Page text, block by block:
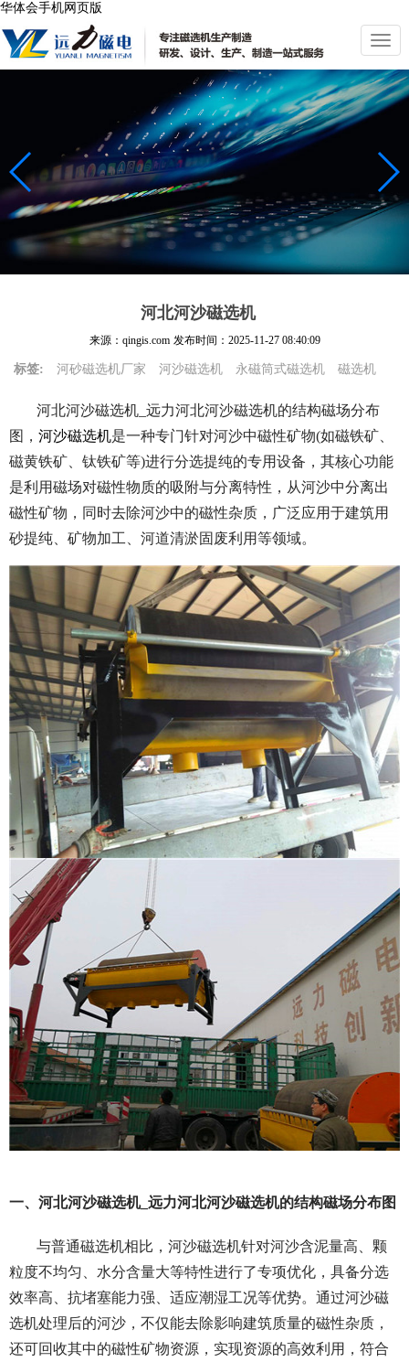
华体会手机网页版
切
换
导
航
河北河沙磁选机
来源：qingis.com 发布时间： 2025-11-27 08:40:09
标签: 河砂磁选机厂家 河沙磁选机 永磁筒式磁选机 磁选机
河北河沙磁选机_远力河北河沙磁选机的结构磁场分布
图， 河沙磁选机是一种专门针对河沙中磁性矿物(如磁铁矿、
磁黄铁矿、钛铁矿等)进行分选提纯的专用设备，其核心功能
是利用磁场对磁性物质的吸附与分离特性，从河沙中分离出
磁性矿物，同时去除河沙中的磁性杂质，广泛应用于建筑用
砂提纯、矿物加工、河道清淤固废利用等领域。
一、河北河沙磁选机_远力河北河沙磁选机的结构磁场分布图
与普通磁选机相比，河沙磁选机针对河沙含泥量高、颗
粒度不均匀、水分含量大等特性进行了专项优化，具备分选
效率高、抗堵塞能力强、适应潮湿工况等优势。通过河沙磁
选机处理后的河沙，不仅能去除影响建筑质量的磁性杂质，
还可回收其中的磁性矿物资源，实现资源的高效利用，符合